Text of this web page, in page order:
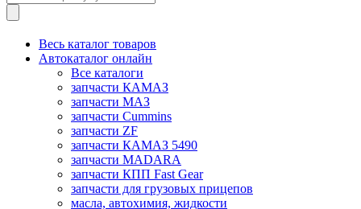
Весь каталог товаров
Автокаталог онлайн
Все каталоги
запчасти КАМАЗ
запчасти МАЗ
запчасти Cummins
запчасти ZF
запчасти КАМАЗ 5490
запчасти MADARA
запчасти КПП Fast Gear
запчасти для грузовых прицепов
масла, автохимия, жидкости